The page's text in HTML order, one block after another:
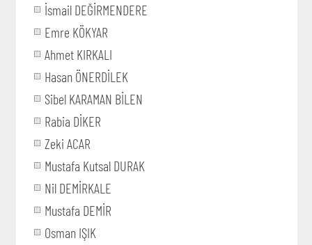
İsmail DEĞİRMENDERE
Emre KÖKYAR
Ahmet KIRKALI
Hasan ÖNERDİLEK
Sibel KARAMAN BİLEN
Rabia DİKER
Zeki ACAR
Mustafa Kutsal DURAK
Nil DEMİRKALE
Mustafa DEMİR
Osman IŞIK